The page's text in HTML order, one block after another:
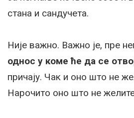
стана и сандучета.
Није важно. Важно је, пре
однос у коме ће да се
причају. Чак и оно што не
Нарочито оно што не желите